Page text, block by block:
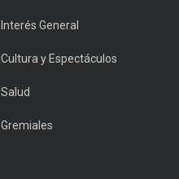
Interés General
Cultura y Espectáculos
Salud
Gremiales